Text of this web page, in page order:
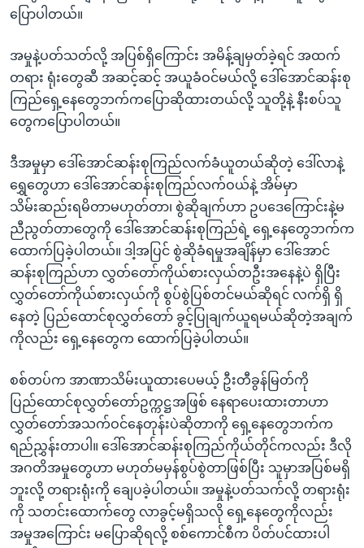
ပြောပါတယ်။
အမှုနဲ့ပတ်သတ်လို့ အပြစ်ရှိကြောင်း အမိန့်ချမှတ်ခဲ့ရင် အထက်
တရား ရုံးတွေဆီ အဆင့်ဆင့် အယူခံဝင်မယ်လို့ ဒေါ်အောင်ဆန်းစု
ကြည်ရှေ့နေတွေဘက်ကပြောဆိုထားတယ်လို့ သူတို့နဲ့ နီးစပ်သူ
တွေကပြောပါတယ်။
ဒီအမှုမှာ ဒေါ်အောင်ဆန်းစုကြည်လက်ခံယူတယ်ဆိုတဲ့ ဒေါ်လာနဲ့
ရွှေတွေဟာ ဒေါ်အောင်ဆန်းစုကြည်လက်ဝယ်နဲ့ အိမ်မှာ
သိမ်းဆည်းရမိတာမဟုတ်တာ၊ စွဲဆိုချက်ဟာ ဥပဒေကြောင်းနဲ့မ
ညီညွတ်တာတွေကို ဒေါ်အောင်ဆန်းစုကြည်ရဲ့ ရှေ့နေတွေဘက်က
ထောက်ပြခဲ့ပါတယ်။ ဒါ့အပြင် စွဲဆိုခံရမှုအချိန်မှာ ဒေါ်အောင်
ဆန်းစုကြည်ဟာ လွှတ်တော်ကိုယ်စားလှယ်တဦးအနေနဲ့ပဲ ရှိပြီး
လွှတ်တော်ကိုယ်စားလှယ်ကို စွပ်စွဲပြစ်တင်မယ်ဆိုရင် လက်ရှိ ရှိ
နေတဲ့ ပြည်ထောင်စုလွှတ်တော် ခွင့်ပြုချက်ယူရမယ်ဆိုတဲ့အချက်
ကိုလည်း ရှေ့နေတွေက ထောက်ပြခဲ့ပါတယ်။
စစ်တပ်က အာဏာသိမ်းယူထားပေမယ့် ဦးတီခွန်မြတ်ကို
ပြည်ထောင်စုလွှတ်တော်ဥက္ကဋ္ဌအဖြစ် နေရာပေးထားတာဟာ
လွှတ်တော်အသက်ဝင်နေတုန်းပဲဆိုတာကို ရှေ့နေတွေဘက်က
ရည်ညွှန်းတာပါ။ ဒေါ်အောင်ဆန်းစုကြည်ကိုယ်တိုင်ကလည်း ဒီလို
အဂတိအမှုတွေဟာ မဟုတ်မမှန်စွပ်စွဲတာဖြစ်ပြီး သူမှာအပြစ်မရှိ
ဘူးလို့ တရားရုံးကို ချေပခဲ့ပါတယ်။ အမှုနဲ့ပတ်သက်လို့ တရားရုံး
ကို သတင်းထောက်တွေ လာခွင့်မရှိသလို ရှေ့နေတွေကိုလည်း
အမှုအကြောင်း မပြောဆိုရလို့ စစ်ကောင်စီက ပိတ်ပင်ထားပါ